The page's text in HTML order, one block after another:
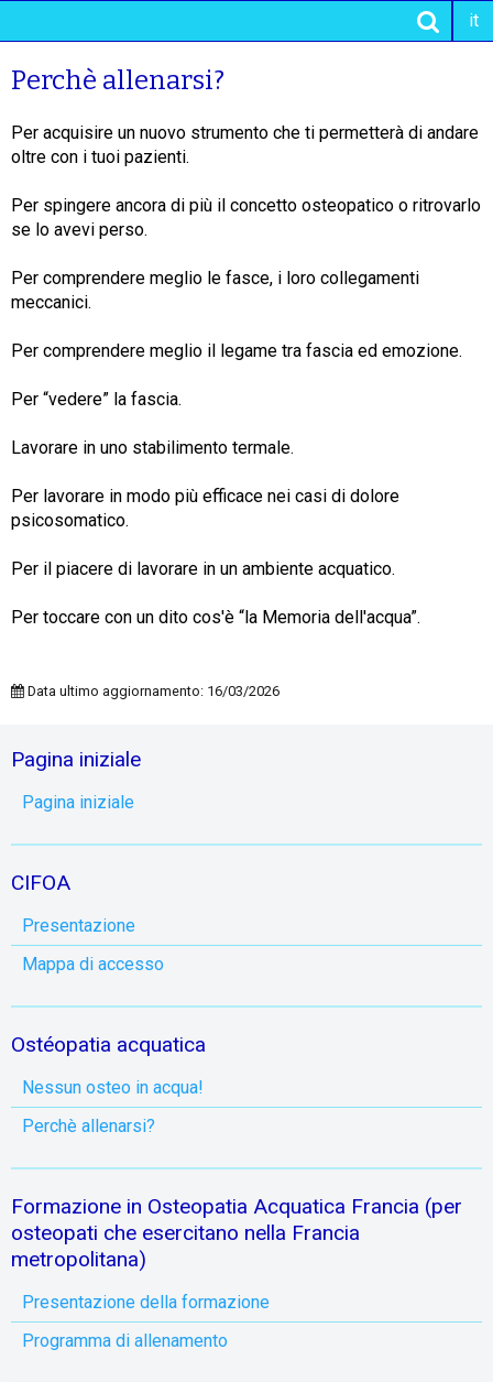
it
Perchè allenarsi?
Per acquisire un nuovo strumento che ti permetterà di andare
oltre con i tuoi pazienti.
Per spingere ancora di più il concetto osteopatico o ritrovarlo
se lo avevi perso.
Per comprendere meglio le fasce, i loro collegamenti
meccanici.
Per comprendere meglio il legame tra fascia ed emozione.
Per “vedere” la fascia.
Lavorare in uno stabilimento termale.
Per lavorare in modo più efficace nei casi di dolore
psicosomatico.
Per il piacere di lavorare in un ambiente acquatico.
Per toccare con un dito cos'è “la Memoria dell'acqua”.
Data ultimo aggiornamento: 16/03/2026
Pagina iniziale
Pagina iniziale
CIFOA
Presentazione
Mappa di accesso
Ostéopatia acquatica
Nessun osteo in acqua!
Perchè allenarsi?
Formazione in Osteopatia Acquatica Francia (per
osteopati che esercitano nella Francia
metropolitana)
Presentazione della formazione
Programma di allenamento